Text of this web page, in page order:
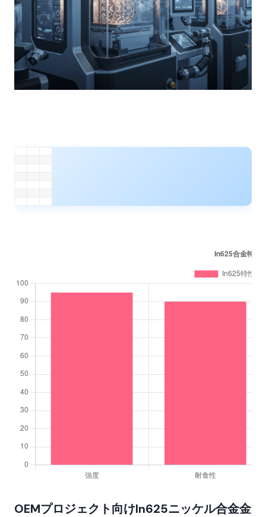
OEMプロジェクト向けIn625ニッケル合金金